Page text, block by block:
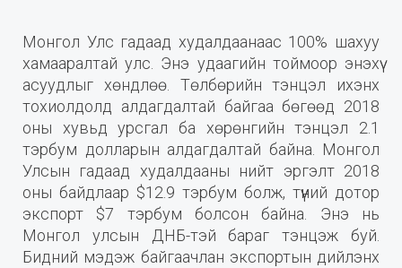
Монгол Улс гадаад худалдаанаас 100% шахуу
хамааралтай улс. Энэ удаагийн тоймоор энэхүү
асуудлыг хөндлөө. Төлбөрийн тэнцэл ихэнх
тохиолдолд алдагдалтай байгаа бөгөөд 2018
оны хувьд урсгал ба хөрөнгийн тэнцэл 2.1
тэрбум долларын алдагдалтай байна. Монгол
Улсын гадаад худалдааны нийт эргэлт 2018
оны байдлаар $12.9 тэрбум болж, түүний дотор
экспорт $7 тэрбум болсон байна. Энэ нь
Монгол улсын ДНБ-тэй бараг тэнцэж буй.
Бидний мэдэж байгаачлан экспортын дийлэнх